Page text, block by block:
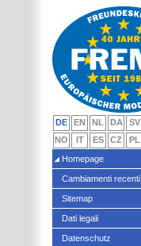
DE EN NL DA SV
NO
IT ES CZ
PL
Homepage
Cambiamenti recenti
Sitemap
Dati legali
Datenschutz